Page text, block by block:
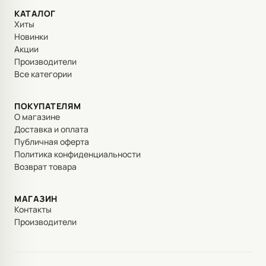
КАТАЛОГ
Хиты
Новинки
Акции
Производители
Все категории
ПОКУПАТЕЛЯМ
О магазине
Доставка и оплата
Публичная оферта
Политика конфиденциальности
Возврат товара
МАГАЗИН
Контакты
Производители